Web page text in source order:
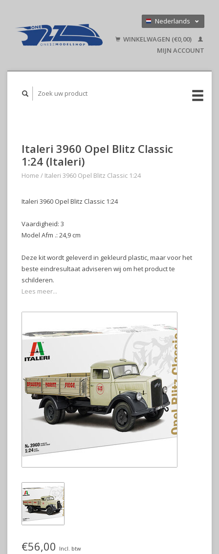
Nederlands
English
WINKELWAGEN (€0,00)
MIJN ACCOUNT
Italeri 3960 Opel Blitz Classic
1:24 (Italeri)
Home / Italeri 3960 Opel Blitz Classic 1:24
Italeri 3960 Opel Blitz Classic 1:24
Vaardigheid: 3
Model Afm .: 24,9 cm
Deze kit wordt geleverd in gekleurd plastic, maar voor het
beste eindresultaat adviseren wij om het product te
schilderen.
Lees meer...
€56,00 Incl. btw